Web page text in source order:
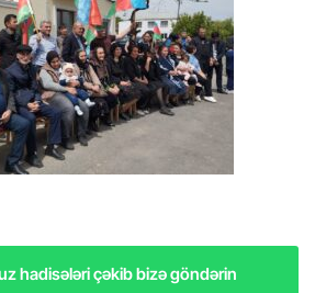
hadisələri çəkib bizə göndərin